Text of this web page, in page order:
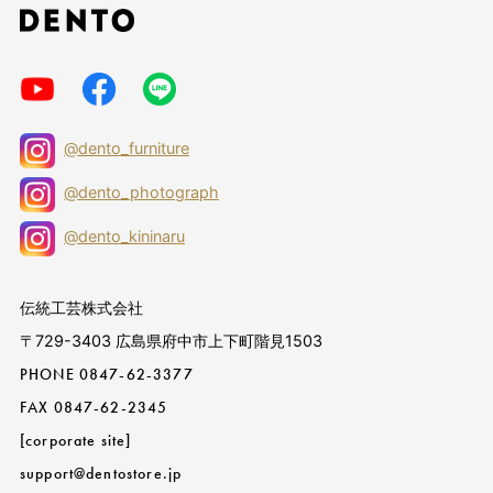
@dento_furniture
@dento_photograph
@dento_kininaru
伝統工芸株式会社
〒729-3403 広島県府中市上下町階見1503
PHONE 0847-62-3377
FAX 0847-62-2345
[corporate site]
support@dentostore.jp